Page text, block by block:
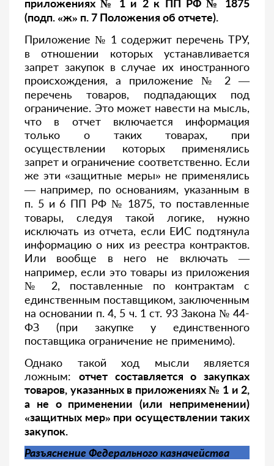
приложениях № 1 и 2 к ПП РФ № 1875
(подп. «ж» п. 7 Положения об отчете).
Приложение № 1 содержит перечень ТРУ,
в отношении которых устанавливается
запрет закупок в случае их иностранного
происхождения, а приложение № 2 —
перечень товаров, подпадающих под
ограничение. Это может навести на мысль,
что в отчет включается информация
только о таких товарах, при
осуществлении которых применялись
запрет и ограничение соответственно. Если
же эти «защитные меры» не применялись
— например, по основаниям, указанным в
п. 5 и 6 ПП РФ № 1875, то поставленные
товары, следуя такой логике, нужно
исключать из отчета, если ЕИС подтянула
информацию о них из реестра контрактов.
Или вообще в него не включать —
например, если это товары из приложения
№ 2, поставленные по контрактам с
единственным поставщиком, заключенным
на основании п. 4, 5 ч. 1 ст. 93 Закона № 44-
ФЗ (при закупке у единственного
поставщика ограничение не применимо).
Однако такой ход мысли является
ложным: отчет составляется о закупках
товаров, указанных в приложениях № 1 и 2,
а не о применении (или неприменении)
«защитных мер» при осуществлении таких
закупок.
Разъяснение Федерального казначейства